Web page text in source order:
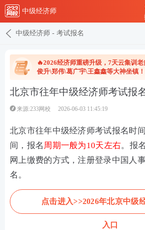
中级经济师
中级经济师 - 考试报名
🔥2026经济师重磅升级，7天云集训
俊升\郑伟\葛广宇\王鑫鑫等大神坐镇！
北京市往年中级经济师考试报
来源:233网校 2026-06-03 11:45:19
北京市往年中级经济师考试报名时
间，报名 周期一般为10天左右。报
网上缴费的方式，注册登录中国人
名。
点击进入>>2026年北京中级
入口